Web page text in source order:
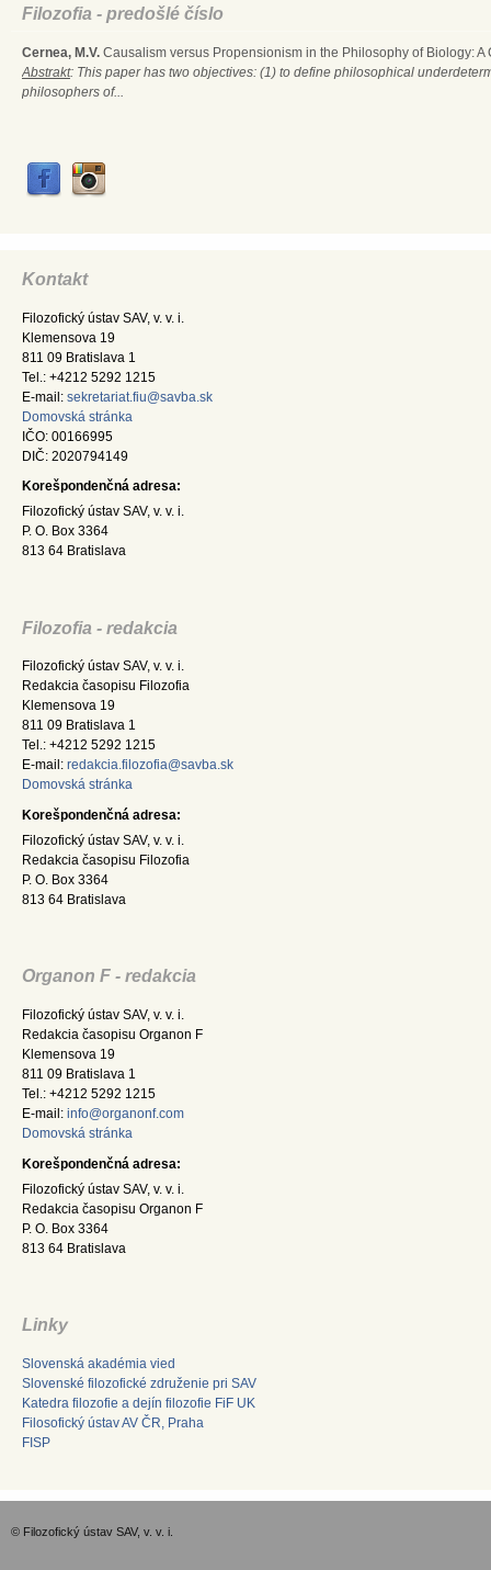
Filozofia - predošlé číslo
Cernea, M.V. Causalism versus Propensionism in the Philosophy of Biology:
Abstrakt: This paper has two objectives: (1) to define philosophical
philosophers of...
Kontakt
Filozofický ústav SAV, v. v. i.
Klemensova 19
811 09 Bratislava 1
Tel.: +4212 5292 1215
E-mail: sekretariat.fiu@savba.sk
Domovská stránka
IČO: 00166995
DIČ: 2020794149
Korešpondenčná adresa:
Filozofický ústav SAV, v. v. i.
P. O. Box 3364
813 64 Bratislava
Filozofia - redakcia
Filozofický ústav SAV, v. v. i.
Redakcia časopisu Filozofia
Klemensova 19
811 09 Bratislava 1
Tel.: +4212 5292 1215
E-mail: redakcia.filozofia@savba.sk
Domovská stránka
Korešpondenčná adresa:
Filozofický ústav SAV, v. v. i.
Redakcia časopisu Filozofia
P. O. Box 3364
813 64 Bratislava
Organon F - redakcia
Filozofický ústav SAV, v. v. i.
Redakcia časopisu Organon F
Klemensova 19
811 09 Bratislava 1
Tel.: +4212 5292 1215
E-mail: info@organonf.com
Domovská stránka
Korešpondenčná adresa:
Filozofický ústav SAV, v. v. i.
Redakcia časopisu Organon F
P. O. Box 3364
813 64 Bratislava
Linky
Slovenská akadémia vied
Slovenské filozofické združenie pri SAV
Katedra filozofie a dejín filozofie FiF UK
Filosofický ústav AV ČR, Praha
FISP
© Filozofický ústav SAV, v. v. i.